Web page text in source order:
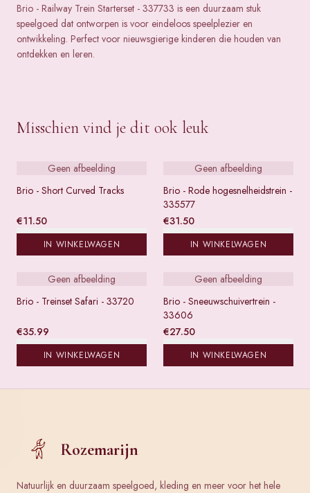
Brio - Railway Trein Starterset - 337733 is een duurzaam stuk
speelgoed dat ontworpen is voor eindeloos speelplezier en
ontwikkeling. Perfect voor nieuwsgierige kinderen die houden van
ontdekken en leren.
Misschien vind je dit ook leuk
Geen afbeelding
Brio - Short Curved Tracks
€11.50
IN WINKELWAGEN
Geen afbeelding
Brio - Rode hogesnelheidstrein -
335577
€31.50
IN WINKELWAGEN
Geen afbeelding
Brio - Treinset Safari - 33720
€35.99
IN WINKELWAGEN
Geen afbeelding
Brio - Sneeuwschuivertrein -
33606
€27.50
IN WINKELWAGEN
Rozemarijn
Natuurlijk en duurzaam speelgoed, kleding en meer voor het hele